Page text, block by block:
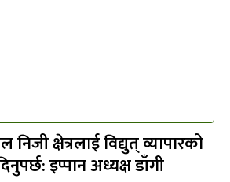
क्षेत्रलाई विद्युत् व्यापारको
इप्पान अध्यक्ष डाँगी